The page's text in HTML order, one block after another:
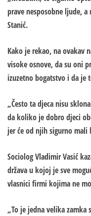
prave nesposobne ljude,
Stanić.
Kako je rekao, na ovakav
visoke osnove, da su oni
izuzetno bogatstvo i da je
„Često ta djeca nisu
da koliko je dobro djeci
jer će od njih sigurno
Sociolog Vladimir Vasić
država u kojoj je sve
vlasnici firmi kojima ne
„To je jedna velika zamka